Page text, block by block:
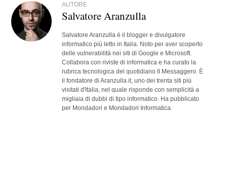
AUTORE
Salvatore Aranzulla
Salvatore Aranzulla è il blogger e divulgatore
informatico più letto in Italia. Noto per aver scoperto
delle vulnerabilità nei siti di Google e Microsoft.
Collabora con riviste di informatica e ha curato la
rubrica tecnologica del quotidiano Il Messaggero. È
il fondatore di Aranzulla.it, uno dei trenta siti più
visitati d'Italia, nel quale risponde con semplicità a
migliaia di dubbi di tipo informatico. Ha pubblicato
per Mondadori e Mondadori Informatica.